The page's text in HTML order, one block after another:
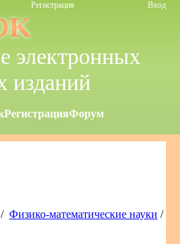
Регистрация Вход
электронных
изданий
РегистрацияФорум
/ Физико-математические науки /